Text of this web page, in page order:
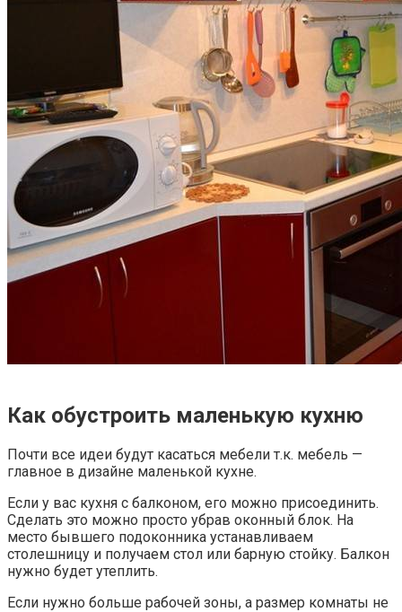
Как обустроить маленькую кухню
Почти все идеи будут касаться мебели т.к. мебель —
главное в дизайне маленькой кухне.
Если у вас кухня с балконом, его можно присоединить.
Сделать это можно просто убрав оконный блок. На
место бывшего подоконника устанавливаем
столешницу и получаем стол или барную стойку. Балкон
нужно будет утеплить.
Если нужно больше рабочей зоны, а размер комнаты не